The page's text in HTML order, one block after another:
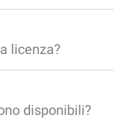
licenza?
disponibili?